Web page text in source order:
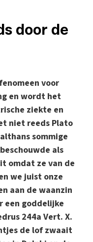
door de
voor
en wordt het
ziekte en
niet reeds Plato
sommige
als
omdat ze van de
we juist onze
aan de waanzin
een goddelijke
244a Vert. X.
de lof zwaait